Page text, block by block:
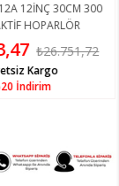
30CM 300
₺26.751,72